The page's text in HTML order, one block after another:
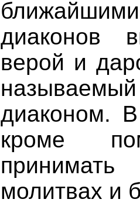
диаконов
верой и
диаконом.
кроме
молитвах и